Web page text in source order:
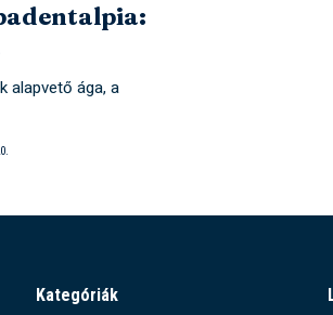
alapvető ága, a
Kategóriák